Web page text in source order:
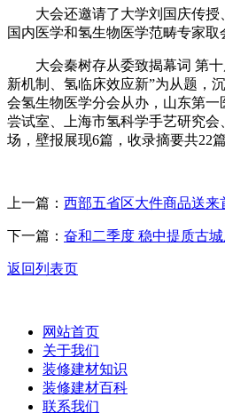
大会还邀请了大学刘国庆传授、
国内医学和氢生物医学范畴专家
大会秦树存从委致揭幕词 第十
新机制、氢临床效应新”为从题，
会氢生物医学分会从办，山东第
尝试室、上海市氢科学手艺研究
场，壁报展现6篇，收录摘要共22
上一篇： 西部五省区大件商品送来
下一篇： 奋和二季度 稳中提质古
返回列表页
网站首页
关于我们
装修建材知识
装修建材百科
联系我们